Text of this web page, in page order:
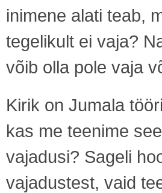
inimene alati teab,
tegelikult ei vaja?
võib olla pole vaja
Kirik on Jumala
kas me teenime
vajadusi? Sageli
vajadustest, vaid